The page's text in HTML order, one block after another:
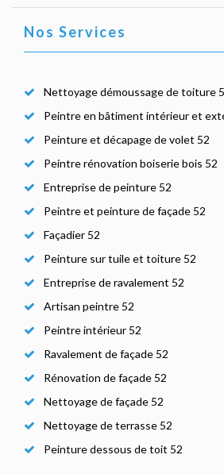
Nos Services
Nettoyage démoussage de toiture
Peintre en bâtiment intérieur et
Peinture et décapage de volet 52
Peintre rénovation boiserie bois 52
Entreprise de peinture 52
Peintre et peinture de façade 52
Façadier 52
Peinture sur tuile et toiture 52
Entreprise de ravalement 52
Artisan peintre 52
Peintre intérieur 52
Ravalement de façade 52
Rénovation de façade 52
Nettoyage de façade 52
Nettoyage de terrasse 52
Peinture dessous de toit 52